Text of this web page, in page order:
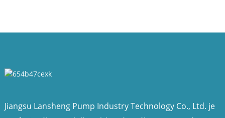
Jiangsu Lansheng Pump Industry Technology Co., Ltd. je